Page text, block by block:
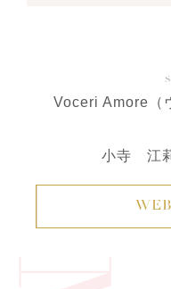
Voceri Amore（
小寺 江